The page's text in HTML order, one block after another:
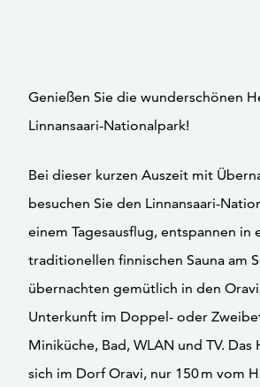
Genießen Sie die wunderschönen
Linnansaari-Nationalpark!
Bei dieser kurzen Auszeit mit
besuchen Sie den Linnansaari-
einem Tagesausflug, entspannen in
traditionellen finnischen Sauna am
übernachten gemütlich in den
Unterkunft im Doppel- oder
Miniküche, Bad, WLAN und TV.
sich im Dorf Oravi, nur 150 m vom